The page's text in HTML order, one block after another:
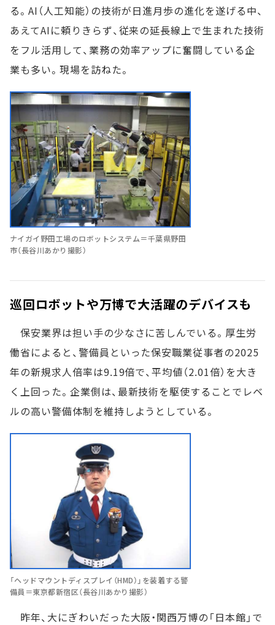
る。AI（人工知能）の技術が日進月歩の進化を遂げる中、
あえてAIに頼りきらず、従来の延長線上で生まれた技術
をフル活用して、業務の効率アップに奮闘している企
業も多い。現場を訪ねた。
ナイガイ野田工場のロボットシステム＝千葉県野田
市（長谷川あかり撮影）
巡回ロボットや万博で大活躍のデバイスも
保安業界は担い手の少なさに苦しんでいる。厚生労
働省によると、警備員といった保安職業従事者の2025
年の新規求人倍率は9.19倍で、平均値（2.01倍）を大き
く上回った。企業側は、最新技術を駆使することでレベ
ルの高い警備体制を維持しようとしている。
「ヘッドマウントディスプレイ（HMD）」を装着する警
備員＝東京都新宿区（長谷川あかり撮影）
昨年、大にぎわいだった大阪・関西万博の「日本館」で